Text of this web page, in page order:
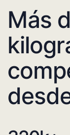
Más